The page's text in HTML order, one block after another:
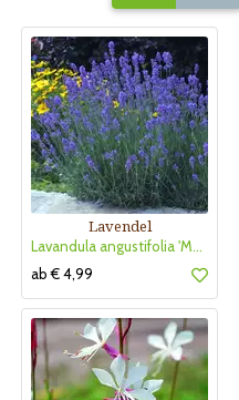
Lavendel
Lavandula angustifolia 'Munstead'
ab € 4,99